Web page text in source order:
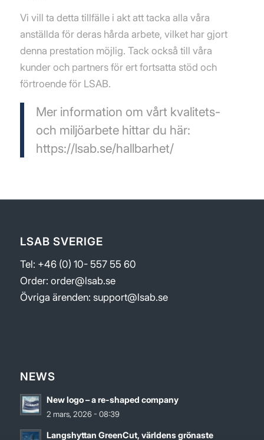
Vi vill ta detta tillfälle i akt att tacka alla våra
anställda för deras hårda arbete, vilket har gjort
denna prestation möjlig. Tack också till våra
kunder och partners för ert fortsatta stöd och
förtroende för LSAB.
Mer information om vårt kvalitets-
och miljöarbete hittar du här:
https://lsab.se/hallbarhet/
LSAB SVERIGE
Tel: +46 (0) 10- 557 55 60
Order: order@lsab.se
Övriga ärenden: support@lsab.se
NEWS
New logo – a re-shaped company
2 mars, 2026 - 08:39
Langshyttan GreenCut, världens grönaste